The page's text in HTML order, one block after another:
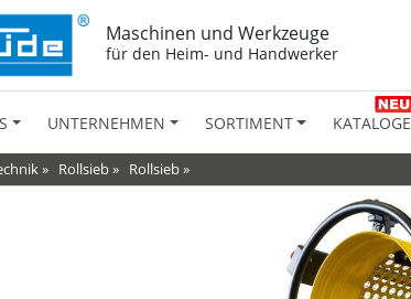
Maschinen und Werkzeuge
für den Heim- und Handwerker
UNTERNEHMEN SORTIMENT KATALOGE
» Rollsieb» Rollsieb»